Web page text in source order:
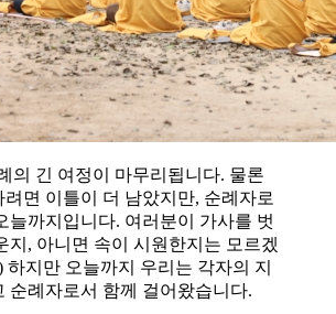
의 긴 여정이 마무리됩니다. 물론
면 이틀이 더 남았지만, 순례자로
늘까지입니다. 여러분이 가사를 벗
지, 아니면 속이 시원한지는 모르겠
하지만 오늘까지 우리는 각자의 지
순례자로서 함께 걸어왔습니다.